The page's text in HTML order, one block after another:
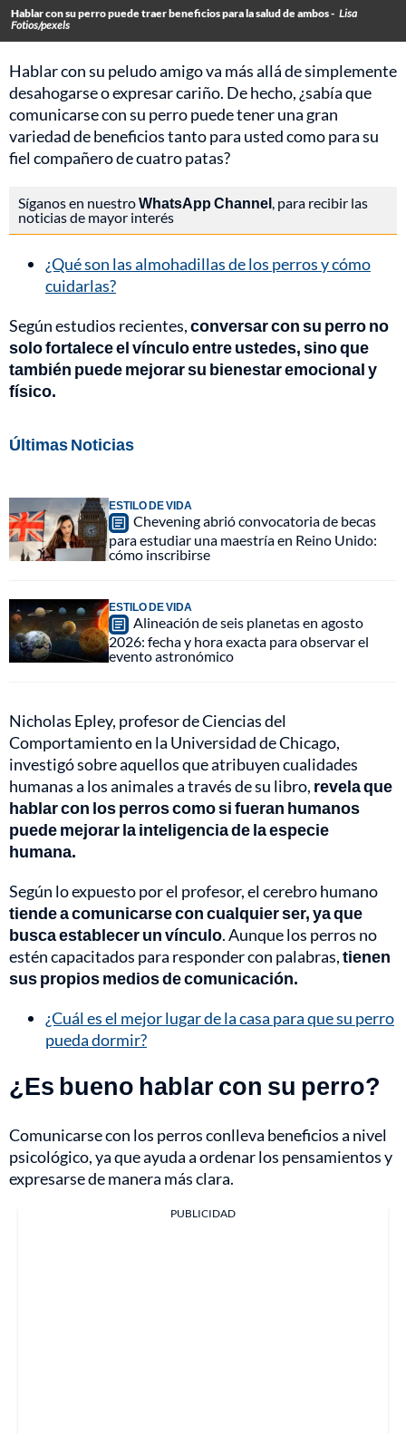
Hablar con su perro puede traer beneficios para la salud de ambos - Lisa
Fotios/pexels
Hablar con su peludo amigo va más allá de simplemente
desahogarse o expresar cariño. De hecho, ¿sabía que
comunicarse con su perro puede tener una gran
variedad de beneficios tanto para usted como para su
fiel compañero de cuatro patas?
Síganos en nuestroWhatsApp Channel, para recibir las
noticias de mayor interés
¿Qué son las almohadillas de los perros y cómo
cuidarlas?
Según estudios recientes,conversar con su perro no
solo fortalece el vínculo entre ustedes, sino que
también puede mejorar su bienestar emocional y
físico.
Últimas Noticias
ESTILO DE VIDA
Chevening abrió convocatoria de becas
para estudiar una maestría en Reino Unido:
cómo inscribirse
ESTILO DE VIDA
Alineación de seis planetas en agosto
2026: fecha y hora exacta para observar el
evento astronómico
Nicholas Epley, profesor de Ciencias del
Comportamiento en la Universidad de Chicago,
investigó sobre aquellos que atribuyen cualidades
humanas a los animales a través de su libro, revela que
hablar con los perros como si fueran humanos
puede mejorar la inteligencia de la especie
humana.
Según lo expuesto por el profesor, el cerebro humano
tiende a comunicarse con cualquier ser, ya que
busca establecer un vínculo. Aunque los perros no
estén capacitados para responder con palabras,tienen
sus propios medios de comunicación.
¿Cuál es el mejor lugar de la casa para que su perro
pueda dormir?
¿Es bueno hablar con su perro?
Comunicarse con los perros conlleva beneficios a nivel
psicológico, ya que ayuda a ordenar los pensamientos y
expresarse de manera más clara.
PUBLICIDAD